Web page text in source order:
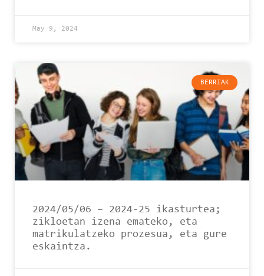
May 9, 2024
BERRIAK
2024/05/06 – 2024-25 ikasturtea;
zikloetan izena emateko, eta
matrikulatzeko prozesua, eta gure
eskaintza.